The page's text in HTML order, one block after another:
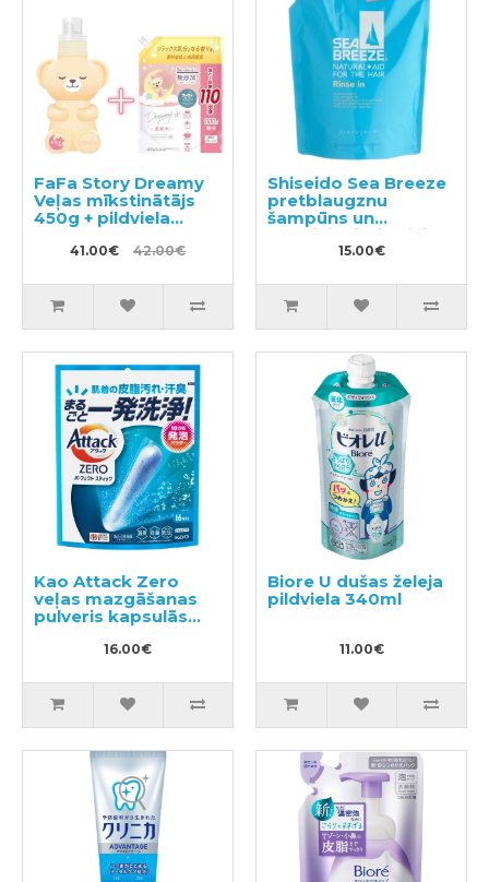
FaFa Story Dreamy
Veļas mīkstinātājs
450g + pildviela
41.00€ 42.00€
Shiseido Sea Breeze
pretblaugznu
šampūns un
kondicionieris divi
vienā ar mentolu,
15.00€
Kao Attack Zero
veļas mazgāšanas
pulveris kapsulās
16.00€
Biore U dušas želeja
pildviela 340ml
11.00€